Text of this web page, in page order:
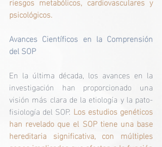
psicológicos.
Avances Científicos en la Comprensión
del SOP
En la última década, los avances en la
investigación han proporcionado una
visión más clara de la etiología y la pato-
fisiología del SOP. Los estudios genéticos
han revelado que el SOP tiene una base
hereditaria significativa, con múltiples